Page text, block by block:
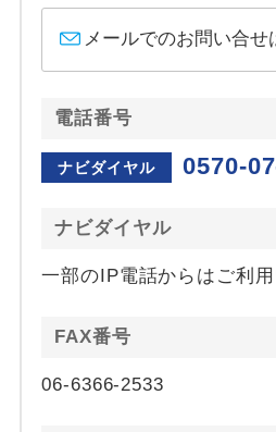
メールでのお問い合せ
電話番号
ナビダイヤル 0570-
ナビダイヤル
一部のIP電話からはご利用
FAX番号
06-6366-2533